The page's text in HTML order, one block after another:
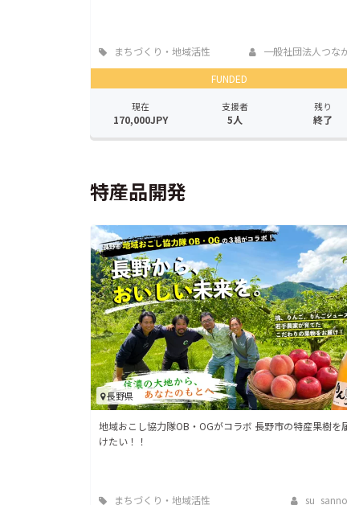
まちづくり・地域活性
一般社団法人つな
FUNDED
現在
170,000JPY
支援者
5人
残り
終了
特産品開発
長野県
地域おこし協力隊OB・OGがコラボ 長野市の特産果樹を
けたい！！
まちづくり・地域活性